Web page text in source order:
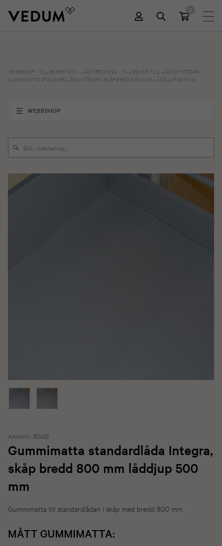
0
WEBBSHOP >TILLBEHÖR KÖK LÅDINREDNING TILLBEHÖR TILL LÅDOR INTEGRA
GUMMIMATTA STANDARDLÅDA INTEGRA, SKÅP BREDD 800 MM LÅDDJUP 500 MM
WEBBSHOP
Artikelnr. 30433
Gummimatta standardlåda Integra,
skåp bredd 800 mm låddjup 500
mm
Gummimatta till standardlådan i skåp med bredd 800 mm.
MÅTT GUMMIMATTA: